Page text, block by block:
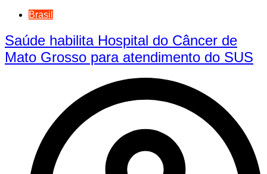
Brasil
Saúde habilita Hospital do Câncer de
Mato Grosso para atendimento do SUS